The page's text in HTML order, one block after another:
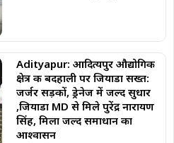
Adityapur: आदित्यपुर औद्योगिक
क्षेत्र की बदहाली पर जियाडा सख्त:
जर्जर सड़कों, ड्रेनेज में जल्द सुधार
,जियाडा MD से मिले पुरेंद्र नारायण
सिंह, मिला जल्द समाधान का
आश्वासन